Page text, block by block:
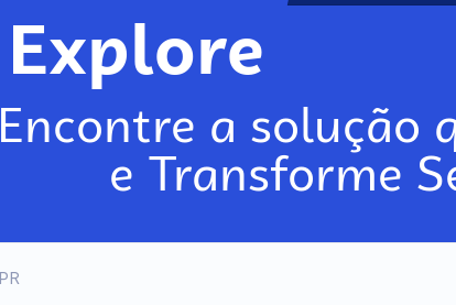
Explore
Encontre a solução
e Transforme